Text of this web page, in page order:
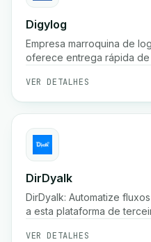
Digylog
Empresa marroquina de
oferece entrega rápida
confirmação de pedidos e
centenas de cidades em
VER DETALHES
DirDyalk
DirDyalk: Automatize
a esta plataforma de
VER DETALHES